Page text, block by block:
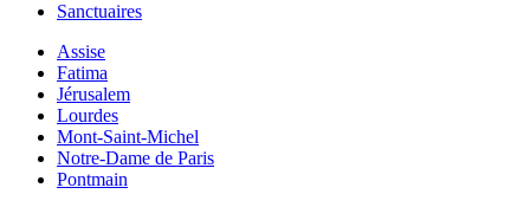
Sanctuaires
Assise
Fatima
Jérusalem
Lourdes
Mont-Saint-Michel
Notre-Dame de Paris
Pontmain